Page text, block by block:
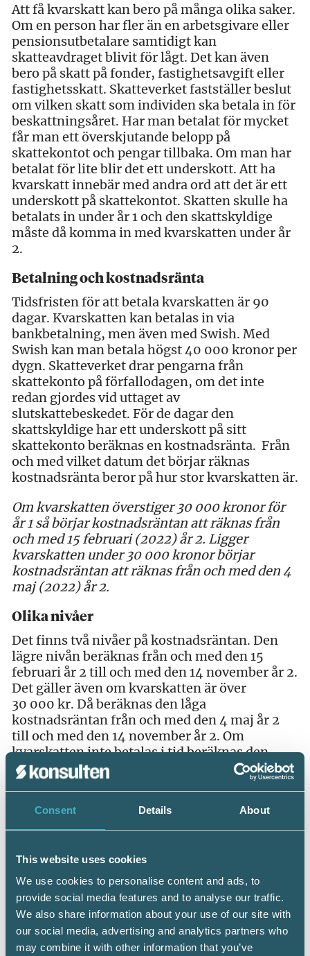
Consent Details About
This website uses cookies
We use cookies to personalise content and ads, to
provide social media features and to analyse our traffic.
We also share information about your use of our site with
our social media, advertising and analytics partners who
may combine it with other information that you’ve
Att få kvarskatt kan bero på många olika saker.
Om en person har fler än en arbetsgivare eller
pensionsutbetalare samtidigt kan
skatteavdraget blivit för lågt. Det kan även
bero på skatt på fonder, fastighetsavgift eller
fastighetsskatt. Skatteverket fastställer beslut
om vilken skatt som individen ska betala in för
beskattningsåret. Har man betalat för mycket
får man ett överskjutande belopp på
skattekontot och pengar tillbaka. Om man har
betalat för lite blir det ett underskott. Att ha
kvarskatt innebär med andra ord att det är ett
underskott på skattekontot. Skatten skulle ha
betalats in under år 1 och den skattskyldige
måste då komma in med kvarskatten under år
2.
Betalning och kostnadsränta
Tidsfristen för att betala kvarskatten är 90
dagar. Kvarskatten kan betalas in via
bankbetalning, men även med Swish. Med
Swish kan man betala högst 40 000 kronor per
dygn. Skatteverket drar pengarna från
skattekonto på förfallodagen, om det inte
redan gjordes vid uttaget av
slutskattebeskedet. För de dagar den
skattskyldige har ett underskott på sitt
skattekonto beräknas en kostnadsränta. Från
och med vilket datum det börjar räknas
kostnadsränta beror på hur stor kvarskatten är.
Om kvarskatten överstiger 30 000 kronor för
år 1 så börjar kostnadsräntan att räknas från
och med 15 februari (2022) år 2. Ligger
kvarskatten under 30 000 kronor börjar
kostnadsräntan att räknas från och med den 4
maj (2022) år 2.
Olika nivåer
Det finns två nivåer på kostnadsräntan. Den
lägre nivån beräknas från och med den 15
februari år 2 till och med den 14 november år 2.
Det gäller även om kvarskatten är över
30 000 kr. Då beräknas den låga
kostnadsräntan från och med den 4 maj år 2
till och med den 14 november år 2. Om
kvarskatten inte betalas i tid beräknas den
högre kostnadsräntan på hela beloppet från
och med den 15 november. Den räntan gäller
skattekontot eller att skulden överlämnas till
Kronofogden. Därefter beräknas
Höjning
Den 1 november 2022 höjdes den låga
kostnadsräntanfrån 1,25 procent till 2,5
procent och den höga kostnadsräntan från
16,25 procent till 17,5 procent. Från och med